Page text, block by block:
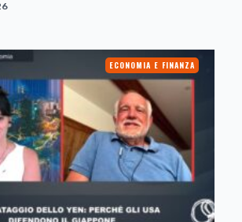
ECONOMIA E FINANZA